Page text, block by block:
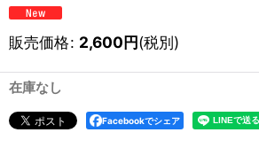
販売価格: 2,600円(税別)
在庫なし
Facebookでシェア